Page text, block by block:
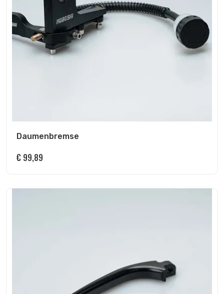
Daumenbremse
€ 99,89